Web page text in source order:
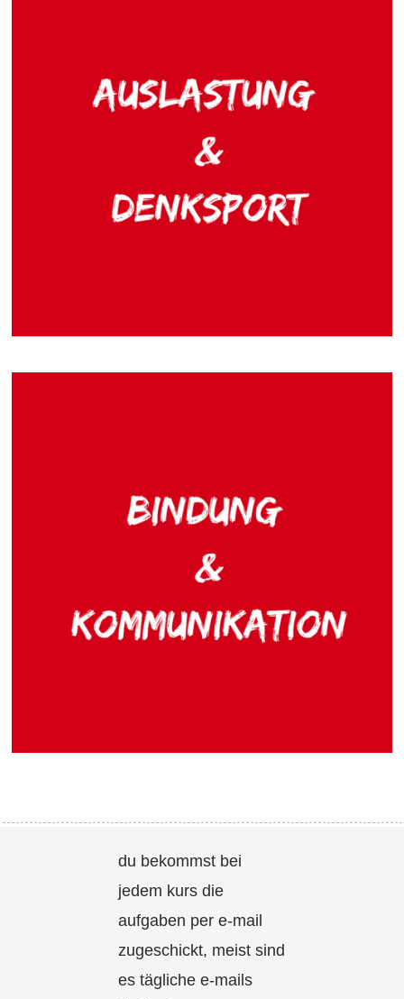
du bekommst bei
jedem kurs die
aufgaben per e-mail
zugeschickt, meist sind
es tägliche e-mails